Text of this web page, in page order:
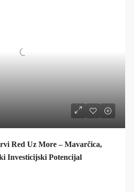
Red Uz More – Mavarčica,
Investicijski Potencijal